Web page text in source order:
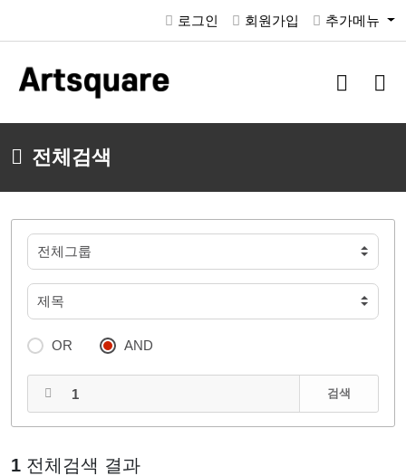
로그인 회원가입 추가메뉴
검
버
메
버
전체검색
OR AND
검색
1 전체검색 결과